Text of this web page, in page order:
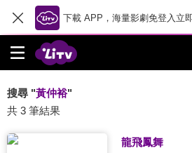
下載 APP，海量影劇免登入立
搜尋 "黃仲裕"
共 3 筆結果
龍飛鳳舞